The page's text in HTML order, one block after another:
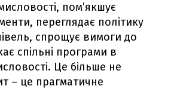
пом’якшує
переглядає політику
спрощує вимоги до
спільні програми в
Це більше не
– це прагматичне